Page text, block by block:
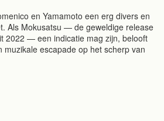
en Yamamoto een erg divers en
Als Mokusatsu — de geweldige release
2022 — een indicatie mag zijn, belooft
muzikale escapade op het scherp van